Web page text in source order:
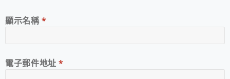
顯示名稱*
電子郵件地址*